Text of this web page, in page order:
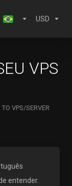
USD
VPS
VPS/SERVER
entender.